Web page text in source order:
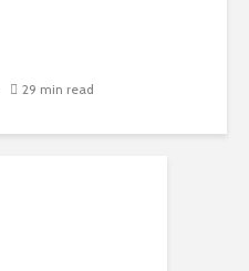
29 min read